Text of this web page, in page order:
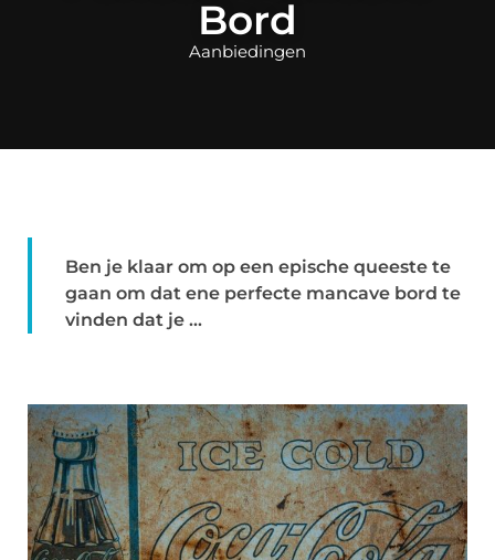
Bord
Aanbiedingen
Ben je klaar om op een epische queeste te
gaan om dat ene perfecte mancave bord te
vinden dat je ...